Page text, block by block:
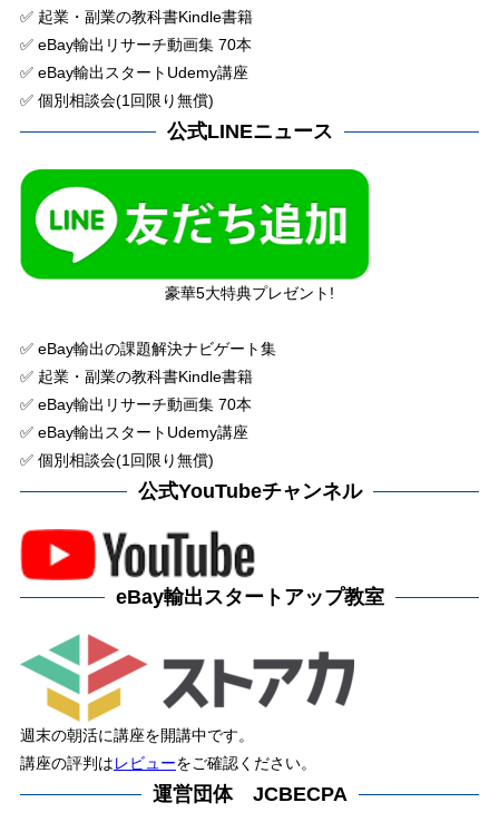
✅ 起業・副業の教科書Kindle書籍
✅ eBay輸出リサーチ動画集 70本
✅ eBay輸出スタートUdemy講座
✅ 個別相談会(1回限り無償)
公式LINEニュース
豪華5大特典プレゼント!
✅ eBay輸出の課題解決ナビゲート集
✅ 起業・副業の教科書Kindle書籍
✅ eBay輸出リサーチ動画集 70本
✅ eBay輸出スタートUdemy講座
✅ 個別相談会(1回限り無償)
公式YouTubeチャンネル
eBay輸出スタートアップ教室
週末の朝活に講座を開講中です。
講座の評判はレビューをご確認ください。
運営団体 JCBECPA